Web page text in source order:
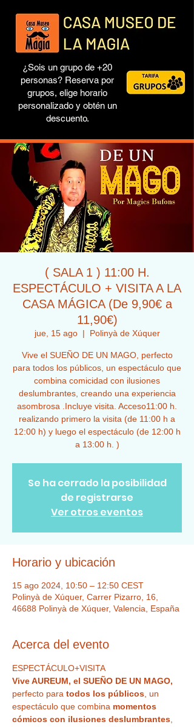
¿Sois un grupo de +20
personas? Reserva por
grupos, elige horario
personalizado y obtén un
descuento.
( SALA 1 ) 11:00 H.
ESPECTÁCULO + VISITA A LA
CASA MÁGICA (De 9,90€ a
11,90€)
jue, 15 ago
  |
Polinyà de Xúquer
Vive el SUEÑO DE UN MAGO, perfecto
para todos los públicos, un espectáculo que
combina comicidad con ilusiones
deslumbrantes, creando una experiencia
asombrosa .Incluye visita. Acceso11:00 h.
realizando primero la visita (de 11:00 h a
12:00 h) y luego el espectáculo (de 12:00 h
a 13:00 h. )
Se ha cerrado la posibilidad
de registrarse
Ver otros eventos
Horario y ubicación
15 ago 2024, 10:50 – 12:50 CEST
Polinyà de Xúquer, Carrer Pizarro, 16,
46688 Polinyà de Xúquer, Valencia, España
Acerca del evento
ESPECTÁCULO+VISITA
Vive AUREUM, el SUEÑO DE UN MAGO,
perfecto para todos los públicos , un
espectáculo que combina momentos
cómicos con ilusiones deslumbrantes